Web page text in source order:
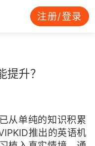
注册/登录
升？
从单纯的知识积累
推出的英语机